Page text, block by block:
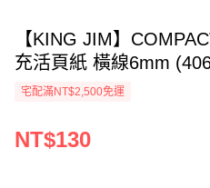
【KING JIM】
充活頁紙 橫線6mm
宅配滿NT$2,500免運
NT$130